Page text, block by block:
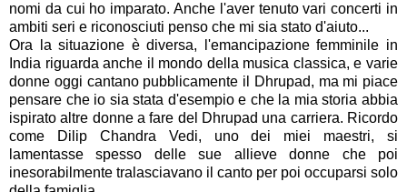
nomi da cui ho imparato. Anche l'aver tenuto vari concerti in
ambiti seri e riconosciuti penso che mi sia stato d'aiuto...
Ora la situazione è diversa, l'emancipazione femminile in
India riguarda anche il mondo della musica classica, e varie
donne oggi cantano pubblicamente il Dhrupad, ma mi piace
pensare che io sia stata d'esempio e che la mia storia abbia
ispirato altre donne a fare del Dhrupad una carriera. Ricordo
come Dilip Chandra Vedi, uno dei miei maestri, si
lamentasse spesso delle sue allieve donne che poi
inesorabilmente tralasciavano il canto per poi occuparsi solo